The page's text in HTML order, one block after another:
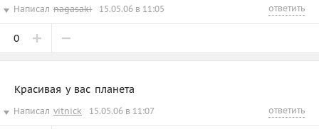
Написал nagasaki 15.05.06 в 11:05 ответить
0
Красивая у вас планета
Написал vitnick 15.05.06 в 11:07 ответить